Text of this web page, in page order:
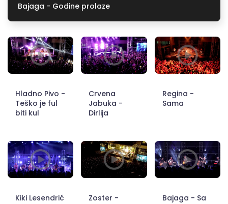
Bajaga - Godine prolaze
Hladno Pivo -
Teško je ful
biti kul
Crvena
Jabuka -
Dirlija
Regina -
Sama
Kiki Lesendrić
Zoster -
Bajaga - Sa